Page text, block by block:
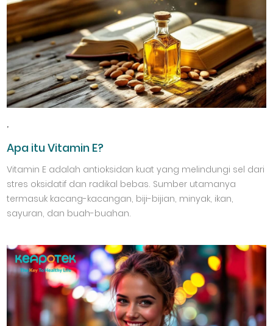
Apa itu Vitamin E?
Vitamin E adalah antioksidan kuat yang melindungi sel dari
stres oksidatif dan radikal bebas. Sumber utamanya
termasuk kacang-kacangan, biji-bijian, minyak, ikan,
sayuran, dan buah-buahan.